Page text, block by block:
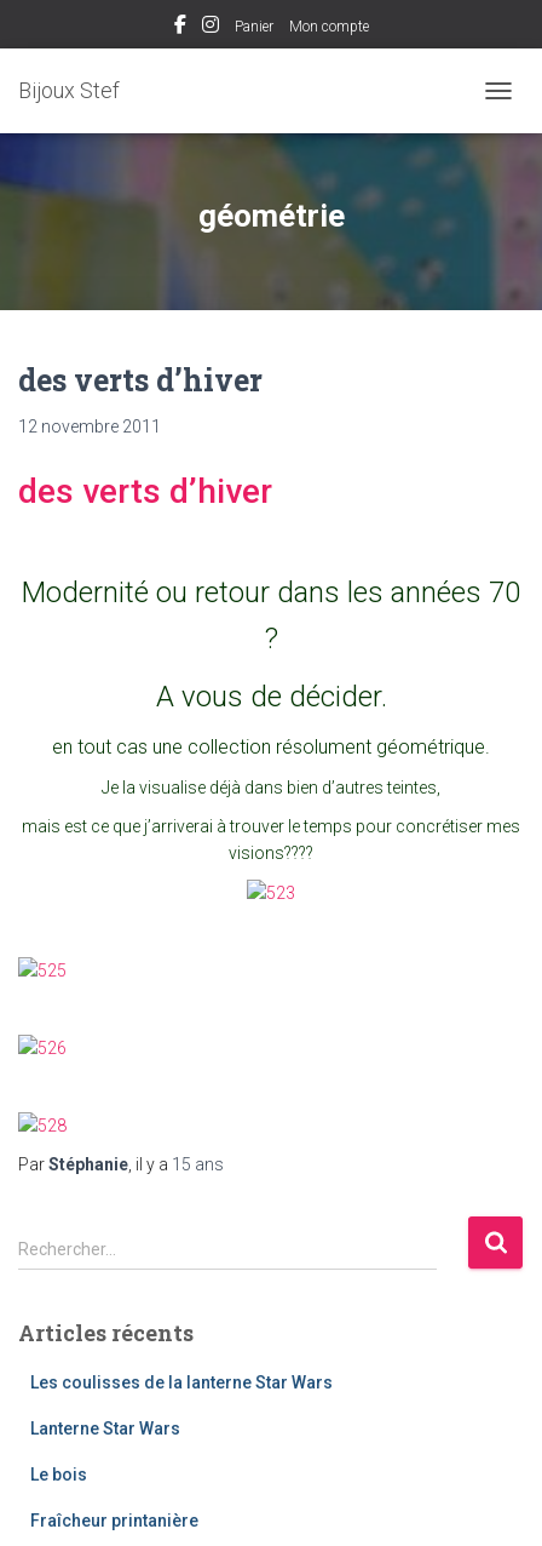
Panier Mon compte
Bijoux Stef
géométrie
des verts d’hiver
12 novembre 2011
des verts d’hiver
Modernité ou retour dans les années 70
?
A vous de décider.
en tout cas une collection résolument géométrique.
Je la visualise déjà dans bien d’autres teintes,
mais est ce que j’arriverai à trouver le temps pour concrétiser mes
visions????
ParStéphanie, il y a 15 ans
R
e
e
Rechercher…
Articles récents
Les coulisses de la lanterne Star Wars
Lanterne Star Wars
Le bois
Fraîcheur printanière